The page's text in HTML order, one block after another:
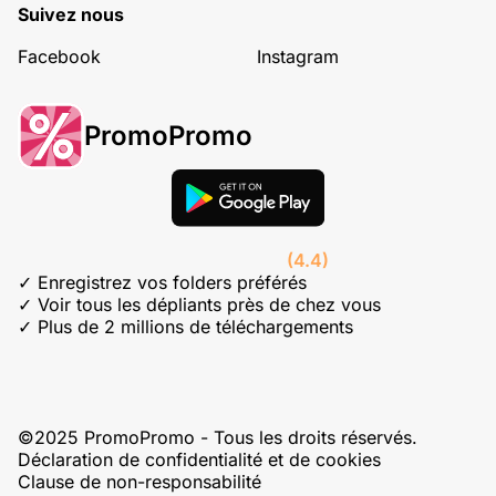
Suivez nous
Facebook
Instagram
PromoPromo
(4.4)
✓ Enregistrez vos folders préférés
✓ Voir tous les dépliants près de chez vous
✓ Plus de 2 millions de téléchargements
©2025 PromoPromo - Tous les droits réservés.
Déclaration de confidentialité et de cookies
Clause de non-responsabilité